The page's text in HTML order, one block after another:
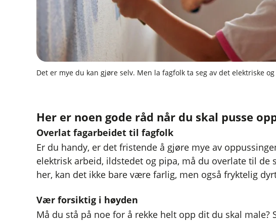
Det er mye du kan gjøre selv. Men la fagfolk ta seg av det elektriske og
Her er noen gode råd når du skal pusse
Overlat fagarbeidet til fagfolk
Er du handy, er det fristende å gjøre mye av
elektrisk arbeid, ildstedet og pipa, må du overlate til de
her, kan det ikke bare være farlig, men også fryktelig
Vær forsiktig i høyden
Må du stå på noe for å rekke helt opp dit du skal male?